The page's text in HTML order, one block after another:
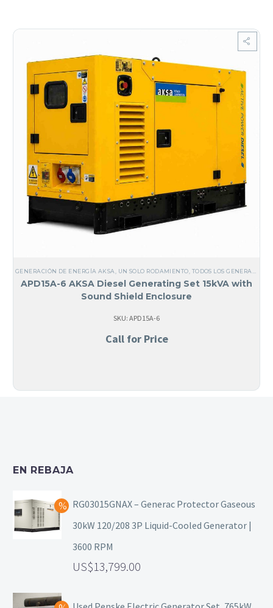
GENERACIÓN DE ENERGÍA AKSA UN SOLO RODAMIENTO TODOS LOS GENERADORES
APD15A-6 AKSA Diesel Generating Set 15kVA with
Sound Shield Enclosure
SKU: APD15A-6
Call for Price
EN REBAJA
RG03015GNAX – Generac Protector Gaseous
30kW 120/208 3P Liquid-Cooled Generator |
3600 RPM
13,799.00